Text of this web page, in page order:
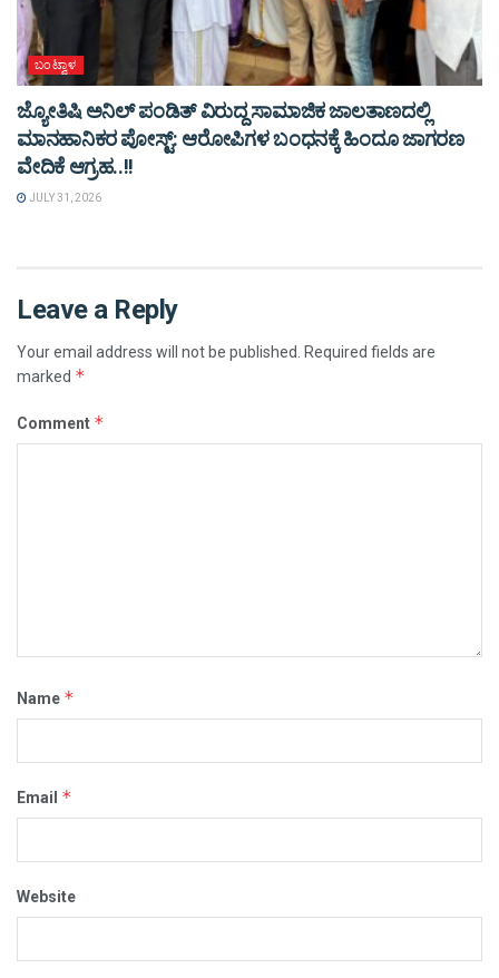
ಬಂಟ್ವಾಳ
ಜ್ಯೋತಿಷಿ ಅನಿಲ್ ಪಂಡಿತ್ ವಿರುದ್ದ ಸಾಮಾಜಿಕ ಜಾಲತಾಣದಲ್ಲಿ
ಮಾನಹಾನಿಕರ ಪೋಸ್ಟ್: ಆರೋಪಿಗಳ ಬಂಧನಕ್ಕೆ ಹಿಂದೂ ಜಾಗರಣ
ವೇದಿಕೆ ಆಗ್ರಹ..!!
JULY 31, 2026
Leave a Reply
Your email address will not be published.
Required fields are
marked *
Comment *
Name *
Email *
Website